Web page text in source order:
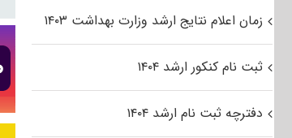
زمان اعلام نتایج ارشد وزارت بهداشت ۱۴۰۳
ثبت نام کنکور ارشد ۱۴۰۴
دفترچه ثبت نام ارشد ۱۴۰۴